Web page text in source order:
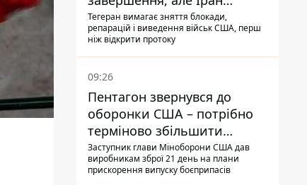
висунув нові вимоги – ЗМІ
розкрили подробиці
Тегеран вимагає зняття блокади,
репарацій і виведення військ США, перш
ніж відкрити протоку
09:26
Пентагон звернувся до
оборонки США – потрібно
терміново збільшити
виробництво озброєнь
Заступник глави Міноборони США дав
виробникам зброї 21 день на плани
прискорення випуску боєприпасів